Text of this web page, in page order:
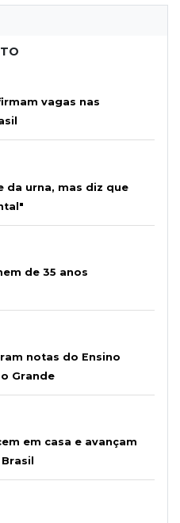
vagas nas
da urna, mas diz que
de 35 anos
notas do Ensino
Grande
em casa e avançam